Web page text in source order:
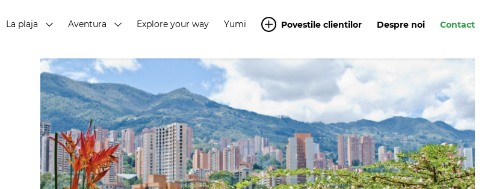
La plaja Aventura Explore your way Yumi Povestile clientilor Despre noi Contact